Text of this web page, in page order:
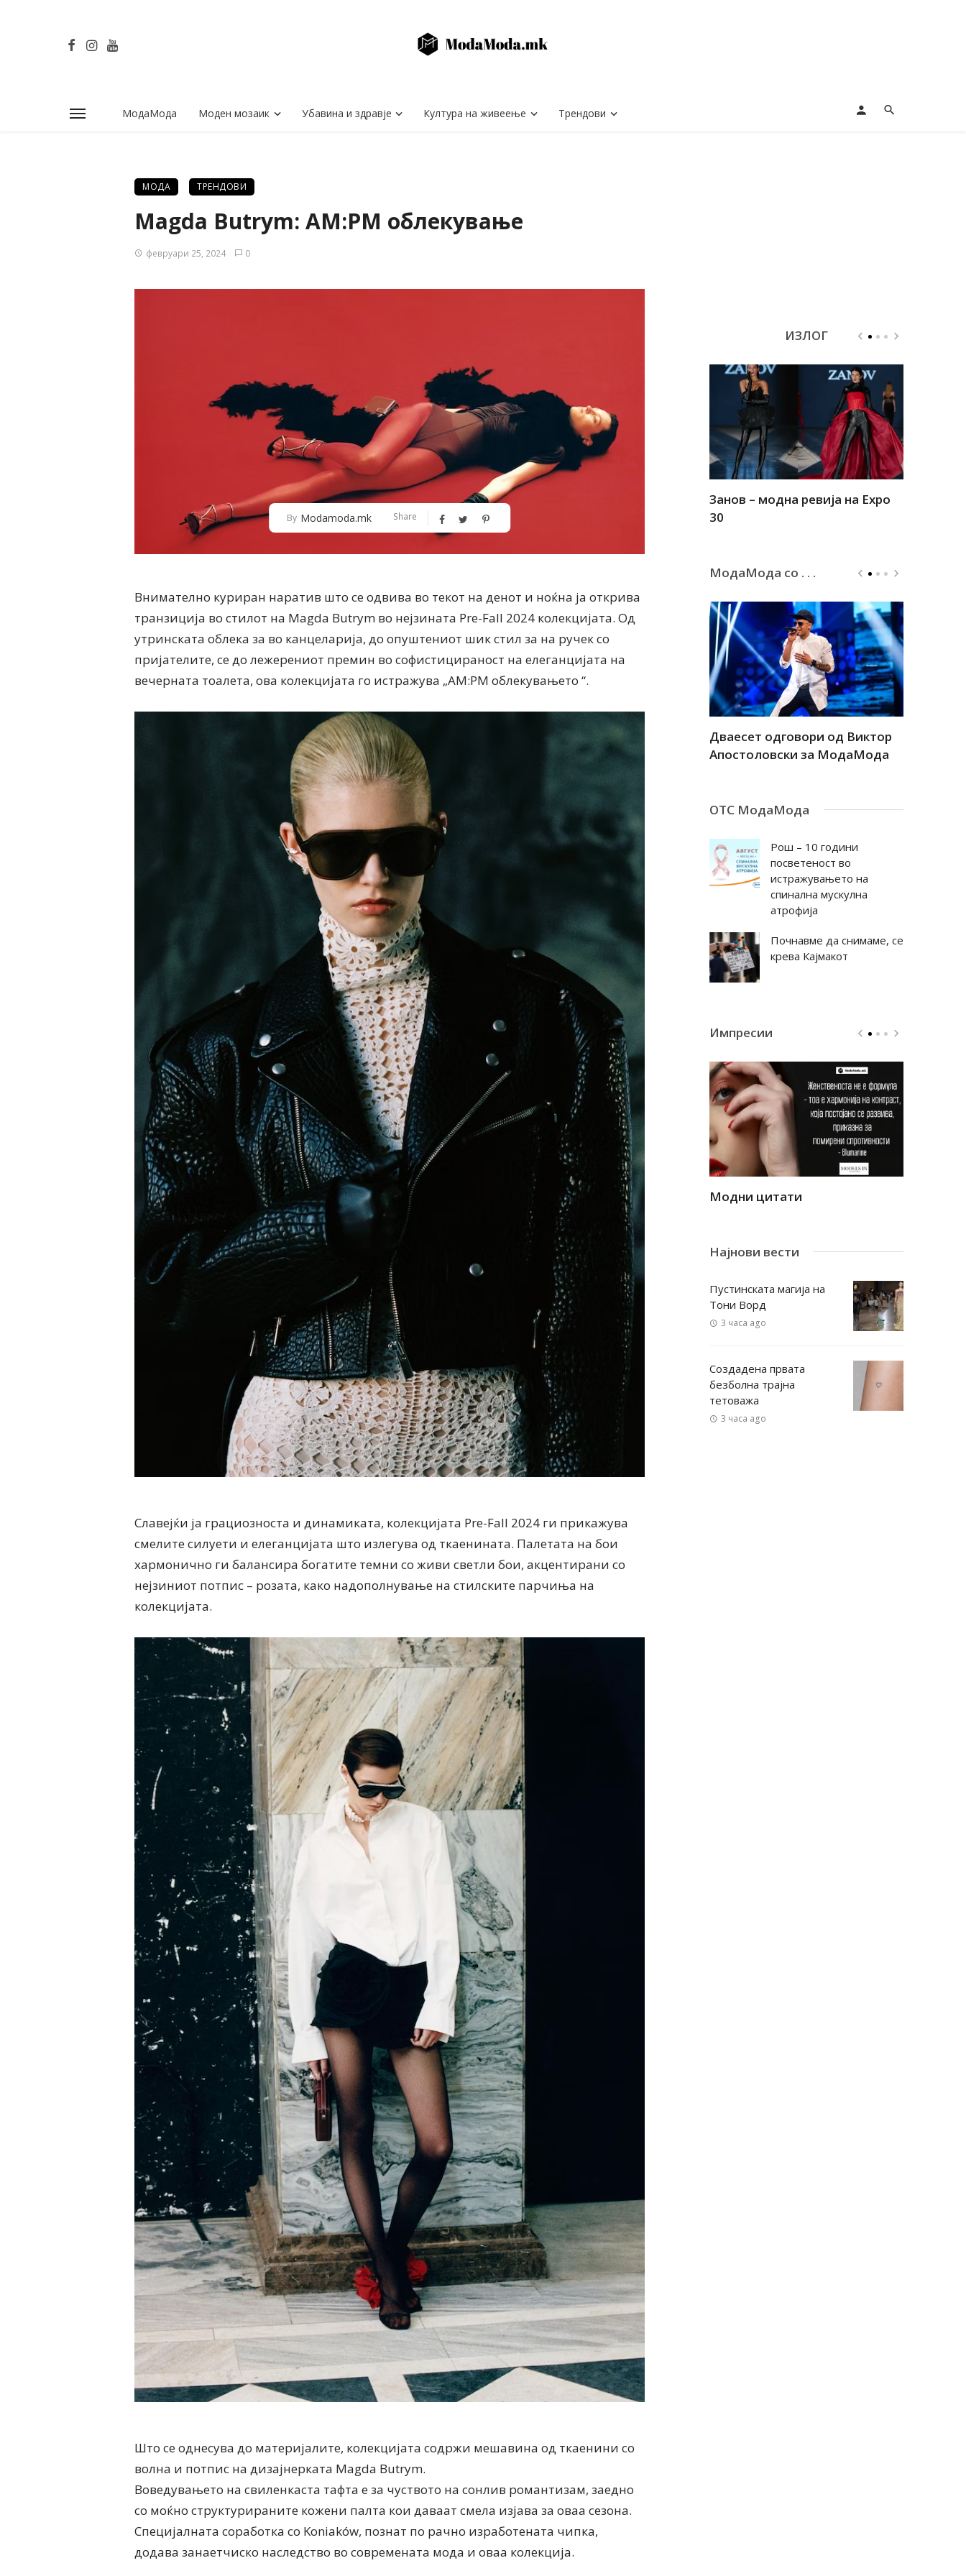
МодаМода Моден мозаик Убавина и здравје Култура на живеење Трендови
МОДА ТРЕНДОВИ
Magda Butrym: AM:PM облекување
февруари 25, 2024 0
By Modamoda.mk Share
Внимателно куриран наратив што се одвива во текот на денот и ноќна ја открива
транзиција во стилот на Magda Butrym во нејзината Pre-Fall 2024 колекцијата. Од
утринската облека за во канцеларија, до опуштениот шик стил за на ручек со
пријателите, се до лежерениот премин во софистицираност на елеганцијата на
вечерната тоалета, ова колекцијата го истражува „AM:PM облекувањето “.
Славејќи ја грациозноста и динамиката, колекцијата Pre-Fall 2024 ги прикажува
смелите силуети и елеганцијата што излегува од ткаенината. Палетата на бои
хармонично ги балансира богатите темни со живи светли бои, акцентирани со
нејзиниот потпис – розата, како надополнување на стилските парчиња на
колекцијата.
Што се однесува до материјалите, колекцијата содржи мешавина од ткаенини со
волна и потпис на дизајнерката Magda Butrym.
Воведувањето на свиленкаста тафта е за чуството на сонлив романтизам, заедно
со моќно структурираните кожени палта кои даваат смела изјава за оваа сезона.
Специјалната соработка со Koniaków, познат по рачно изработената чипка,
додава занаетчиско наследство во современата мода и оваа колекција.
ИЗЛОГ
Алшар – модна ревија на Expo
30
Занов – модна ревија на Expo
30
МодаМода со . . .
Дваесет одговори од Милена
Антовска за МодаМода
Дваесет одговори за
МодаМода со Александар
Дваесет одговори од Виктор
Апостоловски за МодаМода
ОТС МодаМода
Рош – 10 години
посветеност во
истражувањето на
спинална мускулна
атрофија
Почнавме да снимаме, се
крева Кајмакот
Импресии
Модни цитати Модни цитати Модни цитати
Најнови вести
Пустинската магија на
Тони Ворд
3 часа ago
Создадена првата
безболна трајна
тетоважа
3 часа ago